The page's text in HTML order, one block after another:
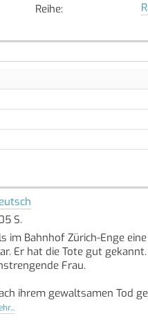
Reihe:
S.
im Bahnhof Zürich-Enge
Er hat die Tote gut
Frau.
ihrem gewaltsamen Tod
ist dem Verbrechen auf